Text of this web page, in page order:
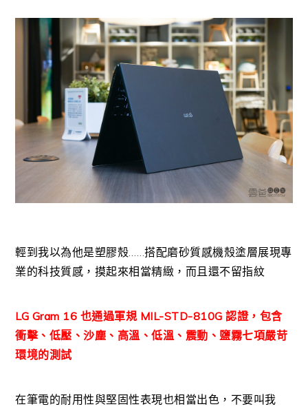
輕到我以為他是塑膠殼……搭配磨砂質感機殼塗層展現專
業的科技質感，摸起來相當精緻，而且還不留指紋
LG Gram 16 也通過軍規 MIL-STD-810G 認證，包含
衝擊、低壓、沙塵、高溫、低溫、震動、鹽霧七項嚴苛
環境的測試
在筆電的耐用性與堅固性表現也相當出色，不要叫我